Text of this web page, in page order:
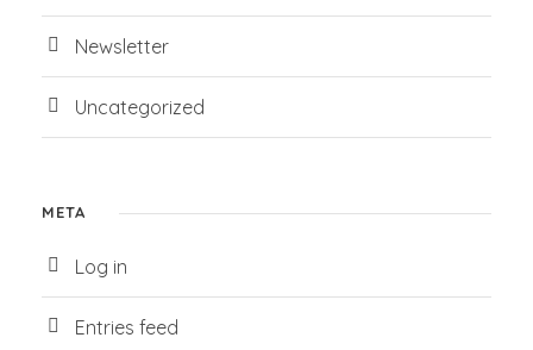
Newsletter
Uncategorized
META
Log in
Entries feed